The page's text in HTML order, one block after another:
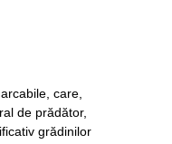
care,
de prădător,
grădinilor